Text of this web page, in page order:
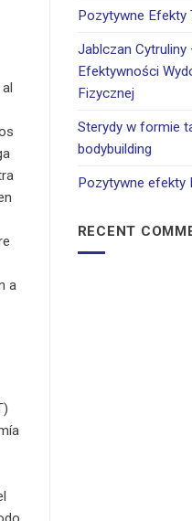
a
Pozytywne Efekty
Jablczan Cytruliny
Efektywności
Fizycznej
Sterydy w formie
bodybuilding
Pozytywne efekty
RECENT